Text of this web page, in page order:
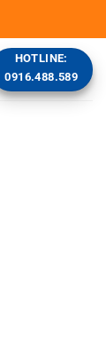
HOTLINE:
0916.488.589